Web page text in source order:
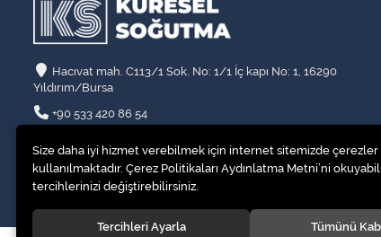
Hacıvat mah. C113/1 Sok. No: 1/1 İç kapı No: 1, 16290
Yıldırım/Bursa
+90 533 420 86 54
Size daha iyi hizmet verebilmek için internet sitemizde çerezler
kullanılmaktadır. Çerez Politikaları Aydınlatma Metni’ni
tercihlerinizi değiştirebilirsiniz.
Tercihleri Ayarla Tümünü